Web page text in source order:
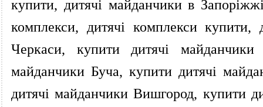
купити, дитячі майданчики в
комплекси, дитячі комплекси
Черкаси, купити дитячі
майданчики Буча, купити дитячі
дитячі майданчики Вишгород, купити